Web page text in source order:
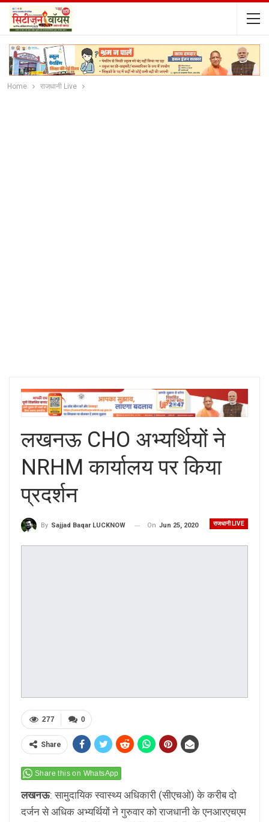
Home राजधानी Live
लखनऊ CHO अभ्यर्थियों ने
NRHM कार्यालय पर किया
प्रदर्शन
राजधानी LIVE
By Sajjad Baqar LUCKNOW On Jun 25, 2020
0
277
Share
Share this on WhatsApp
लखनऊ: सामुदायिक स्वास्थ्य अधिकारी (सीएचओ) के करीब दो
दर्जन से अधिक अभ्यर्थियों ने गुरुवार को राजधानी के एनआरएचएम